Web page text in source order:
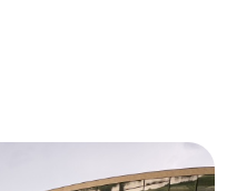
Температура